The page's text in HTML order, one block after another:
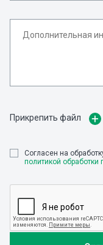
Прикрепить файл
Cогласен на
политикой